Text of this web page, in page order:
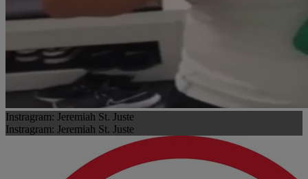
Instragram: Jeremiah St. Juste
Instragram: Jeremiah St. Juste